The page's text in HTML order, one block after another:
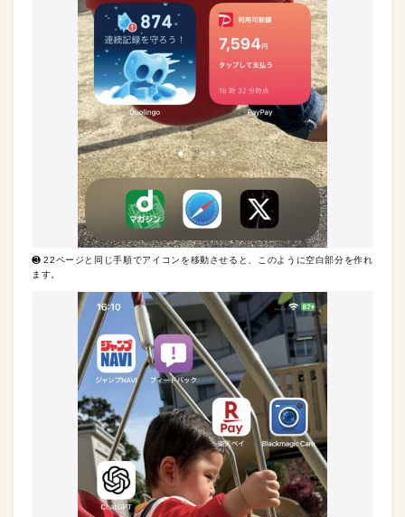
❸ 22ページと同じ手順でアイコンを移動させると、このように空白部分を作れ
ます。